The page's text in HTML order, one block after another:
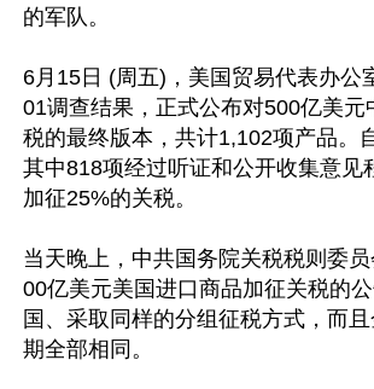
的军队。
6月15日 (周五)，美国贸易代表办公
01调查结果，正式公布对500亿美元
税的最终版本，共计1,102项产品。
其中818项经过听证和公开收集意见
加征25%的关税。
当天晚上，中共国务院关税税则委
00亿美元美国进口商品加征关税的
国、采取同样的分组征税方式，而
期全部相同。